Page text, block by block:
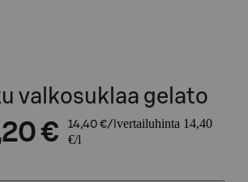
valkosuklaa gelato
€ 14,40 €/l vertailuhinta 14,40
€/l